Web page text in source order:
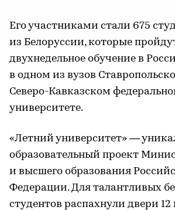
Его участниками стали 675
из Белоруссии, которые
двухнедельное обучение в
в одном из вузов
Северо-Кавказском
университете.
«Летний университет» —
образовательный проект
и высшего образования
Федерации. Для талантливых
студентов распахнули двери 12